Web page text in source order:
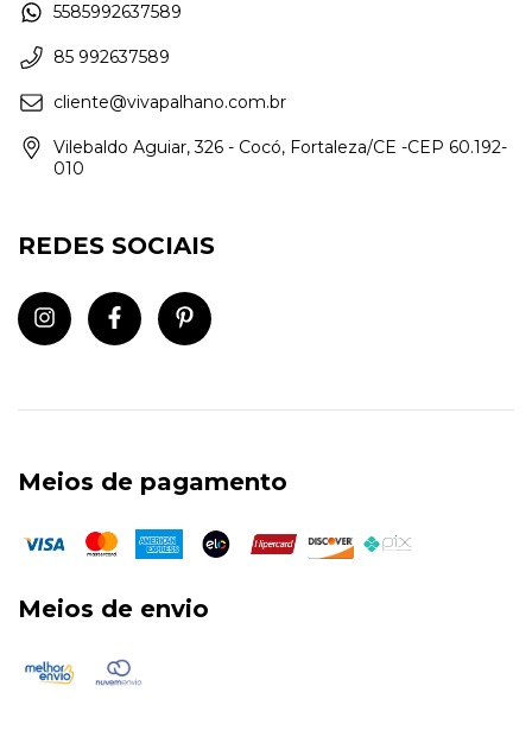
5585992637589
85 992637589
cliente@vivapalhano.com.br
Vilebaldo Aguiar, 326 - Cocó, Fortaleza/CE -CEP 60.192-
010
REDES SOCIAIS
Meios de pagamento
Meios de envio